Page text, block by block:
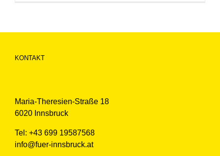
KONTAKT
Maria-Theresien-Straße 18
6020 Innsbruck
Tel: +43 699 19587568
info@fuer-innsbruck.at